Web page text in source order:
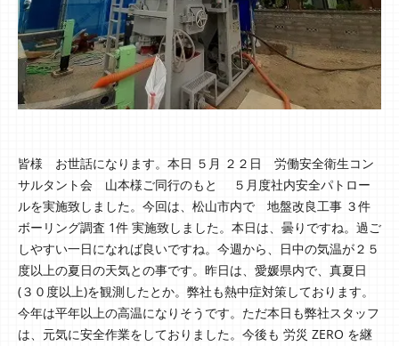
皆様 お世話になります。本日 ５月 ２２日 労働安全衛生コン
サルタント会 山本様ご同行のもと ５月度社内安全パトロー
ルを実施致しました。今回は、松山市内で 地盤改良工事 ３件
ボーリング調査 1件 実施致しました。本日は、曇りですね。過ご
しやすい一日になれば良いですね。今週から、日中の気温が２５
度以上の夏日の天気との事です。昨日は、愛媛県内で、真夏日
(３０度以上)を観測したとか。弊社も熱中症対策しております。
今年は平年以上の高温になりそうです。ただ本日も弊社スタッフ
は、元気に安全作業をしておりました。今後も 労災 ZERO を継